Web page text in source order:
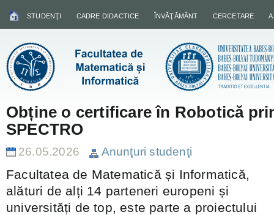
STUDENŢI CADRE DIDACTICE ÎNVĂŢĂMÂNT CERCETARE
Obține o certificare în Robotică
SPECTRO
26.05.2026 Anunţuri studenţi
Facultatea de Matematică și Informatică,
alături de alți 14 parteneri europeni și
universități de top, este parte a proiectului